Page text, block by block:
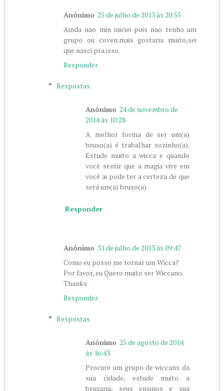
Anônimo 25 de julho de 2013 às 20:55
Ainda nao min iniciei pois nao tenho um
grupo ou coven.mais gostaria muito,sei
que nasci pra isso.
Responder
Respostas
Anônimo 24 de novembro de
2014 às 10:28
A melhor forma de ser um(a)
bruxo(a) é trabalhar sozinho(a).
Estude muito a wicca e quando
você sentir que a magia vive em
você ai pode ter a certeza de que
será um(a) bruxo(a).
Responder
Anônimo 31 de julho de 2013 às 09:47
Como eu posso me tornar um Wicca?
Por favor, eu Quero muito ser Wiccano.
Thanks'
Responder
Respostas
Anônimo 25 de agosto de 2014
às 16:43
Procure um grupo de wiccans da
sua cidade, estude muito a
bruxaria, seus ensinos e sua